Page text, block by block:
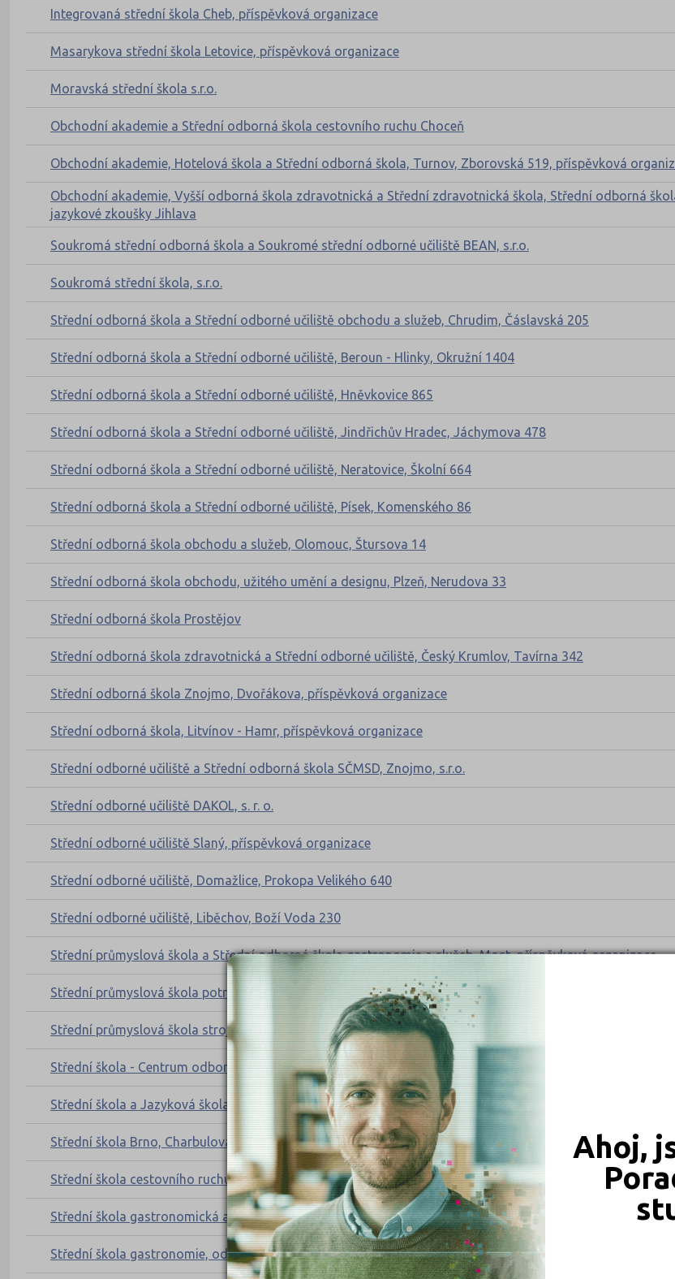
Ahoj,
Integrovaná střední škola Cheb, příspěvková organizace
Masarykova střední škola Letovice, příspěvková organizace
Moravská střední škola s.r.o.
Obchodní akademie a Střední odborná škola cestovního ruchu Choceň
Obchodní akademie, Hotelová škola a Střední odborná škola, Turnov, Zborovská 519, příspěvková
Obchodní akademie, Vyšší odborná škola zdravotnická a Střední zdravotnická škola, Střední odborná
jazykové zkoušky Jihlava
Soukromá střední odborná škola a Soukromé střední odborné učiliště BEAN, s.r.o.
Soukromá střední škola, s.r.o.
Střední odborná škola a Střední odborné učiliště obchodu a služeb, Chrudim, Čáslavská 205
Střední odborná škola a Střední odborné učiliště, Beroun - Hlinky, Okružní 1404
Střední odborná škola a Střední odborné učiliště, Hněvkovice 865
Střední odborná škola a Střední odborné učiliště, Jindřichův Hradec, Jáchymova 478
Střední odborná škola a Střední odborné učiliště, Neratovice, Školní 664
Střední odborná škola a Střední odborné učiliště, Písek, Komenského 86
Střední odborná škola obchodu a služeb, Olomouc, Štursova 14
Střední odborná škola obchodu, užitého umění a designu, Plzeň, Nerudova 33
Střední odborná škola Prostějov
Střední odborná škola zdravotnická a Střední odborné učiliště, Český Krumlov, Tavírna 342
Střední odborná škola Znojmo, Dvořákova, příspěvková organizace
Střední odborná škola, Litvínov - Hamr, příspěvková organizace
Střední odborné učiliště a Střední odborná škola SČMSD, Znojmo, s.r.o.
Střední odborné učiliště DAKOL, s. r. o.
Střední odborné učiliště Slaný, příspěvková organizace
Střední odborné učiliště, Domažlice, Prokopa Velikého 640
Střední odborné učiliště, Liběchov, Boží Voda 230
Střední průmyslová škola a Střední odborná škola gastronomie a služeb, Most, příspěvková organizace
Střední průmyslová škola potravinářství a služeb Pardubice
Střední průmyslová škola strojírenská a Jazyková škola s právem státní jazykové zkoušky, Kolín IV,
Střední škola - Centrum odborné přípravy technické Uherský Brod
Střední škola a Jazyková škola s právem státní jazykové zkoušky, Volyně, Lidická 135
Střední škola Brno, Charbulova, příspěvková organizace
Střední škola cestovního ruchu a gastronomie, s.r.o.
Střední škola gastronomická a technická Žamberk
Střední škola gastronomie, oděvnictví a služeb, Frýdek-Místek, příspěvková organizace